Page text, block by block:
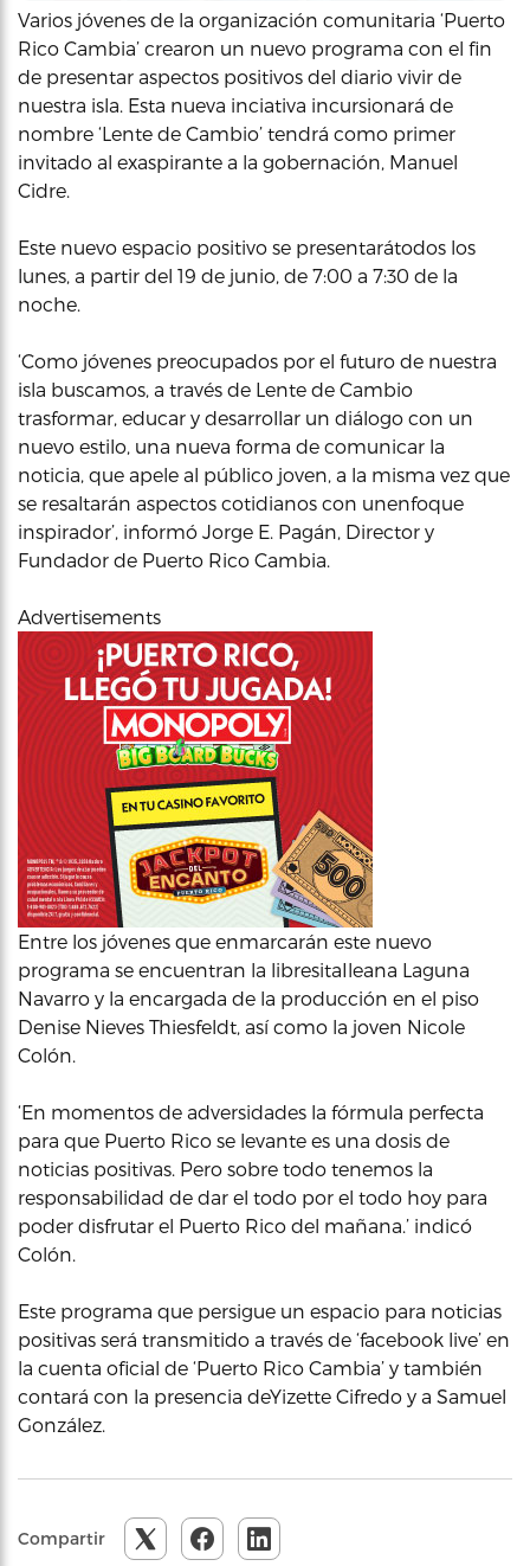
Varios jóvenes de la organización comunitaria ‘Puerto
Rico Cambia’ crearon un nuevo programa con el fin
de presentar aspectos positivos del diario vivir de
nuestra isla. Esta nueva inciativa incursionará de
nombre ‘Lente de Cambio’ tendrá como primer
invitado al exaspirante a la gobernación, Manuel
Cidre.
Este nuevo espacio positivo se presentarátodos los
lunes, a partir del 19 de junio, de 7:00 a 7:30 de la
noche.
‘Como jóvenes preocupados por el futuro de nuestra
isla buscamos, a través de Lente de Cambio
trasformar, educar y desarrollar un diálogo con un
nuevo estilo, una nueva forma de comunicar la
noticia, que apele al público joven, a la misma vez que
se resaltarán aspectos cotidianos con unenfoque
inspirador’, informó Jorge E. Pagán, Director y
Fundador de Puerto Rico Cambia.
Advertisements
Entre los jóvenes que enmarcarán este nuevo
programa se encuentran la libresitaIleana Laguna
Navarro y la encargada de la producción en el piso
Denise Nieves Thiesfeldt, así como la joven Nicole
Colón.
‘En momentos de adversidades la fórmula perfecta
para que Puerto Rico se levante es una dosis de
noticias positivas. Pero sobre todo tenemos la
responsabilidad de dar el todo por el todo hoy para
poder disfrutar el Puerto Rico del mañana.’ indicó
Colón.
Este programa que persigue un espacio para noticias
positivas será transmitido a través de ‘facebook live’ en
la cuenta oficial de ‘Puerto Rico Cambia’ y también
contará con la presencia deYizette Cifredo y a Samuel
González.
Compartir